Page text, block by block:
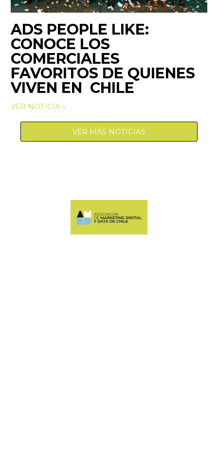
ADS PEOPLE LIKE:
CONOCE LOS
COMERCIALES
FAVORITOS DE QUIENES
VIVEN EN CHILE
VER NOTICIA »
VER MÁS NOTICIAS